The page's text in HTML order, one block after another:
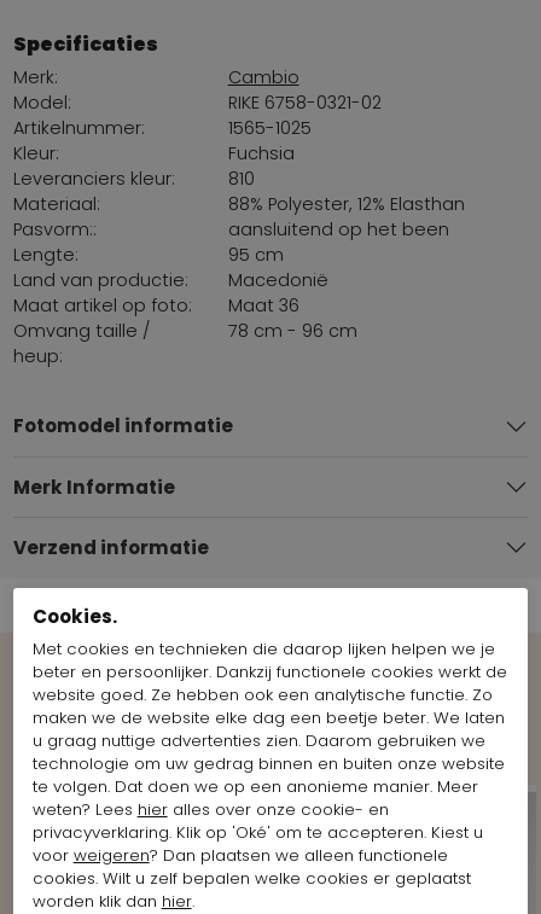
Specificaties
Merk:
Cambio
Model:
RIKE 6758-0321-02
Artikelnummer:
1565-1025
Kleur:
Fuchsia
Leveranciers kleur:
810
Materiaal:
88% Polyester, 12% Elasthan
Pasvorm::
aansluitend op het been
Lengte:
95 cm
Land van productie:
Macedonië
Maat artikel op foto:
Maat 36
Omvang taille /
heup:
78 cm - 96 cm
Fotomodel informatie
Merk Informatie
Verzend informatie
Bekijk meer Looks van het merk
Cambio
Cookies.
Met cookies en technieken die daarop lijken helpen we je
beter en persoonlijker. Dankzij functionele cookies werkt de
website goed. Ze hebben ook een analytische functie. Zo
maken we de website elke dag een beetje beter. We laten
u graag nuttige advertenties zien. Daarom gebruiken we
technologie om uw gedrag binnen en buiten onze website
te volgen. Dat doen we op een anonieme manier. Meer
weten? Lees hieralles over onze cookie- en
privacyverklaring. Klik op 'Oké' om te accepteren. Kiest u
voor weigeren? Dan plaatsen we alleen functionele
cookies. Wilt u zelf bepalen welke cookies er geplaatst
worden klik dan hier.